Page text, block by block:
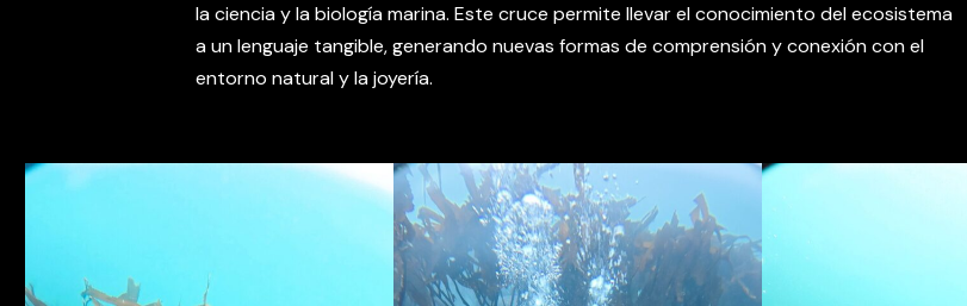
la ciencia y la biología marina. Este cruce permite llevar el conocimiento del ecosistema
a un lenguaje tangible, generando nuevas formas de comprensión y conexión con el
entorno natural y la joyería.